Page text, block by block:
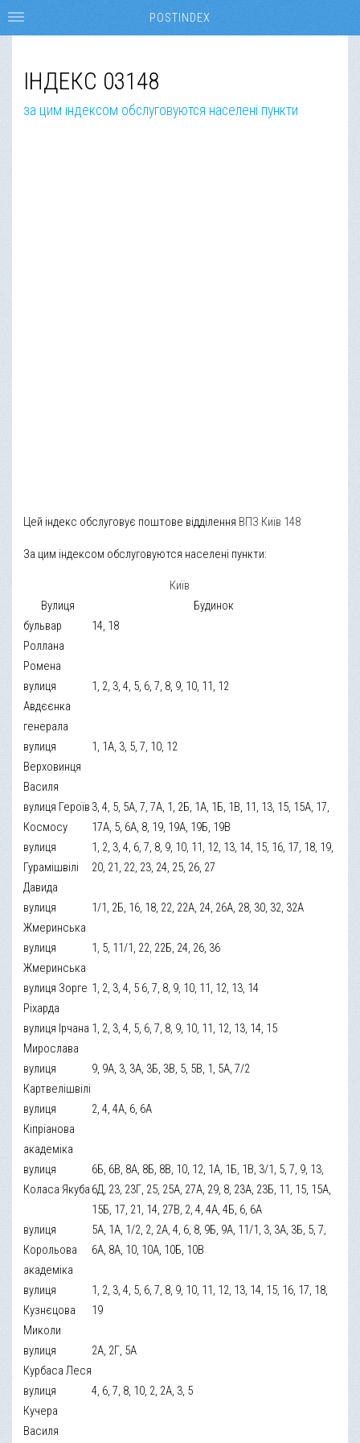
ІНДЕКС 03148
за цим індексом обслуговуются населені пункти
Цей індекс обслуговує поштове відділення ВПЗ Київ 148
За цим індексом обслуговуются населені пункти:
Київ
Вулиця
Будинок
бульвар
Роллана
Ромена
14, 18
вулиця
Авдєєнка
генерала
1, 2, 3, 4, 5, 6, 7, 8, 9, 10, 11, 12
вулиця
Верховинця
Василя
1, 1А, 3, 5, 7, 10, 12
вулиця Героїв
Космосу
3, 4, 5, 5А, 7, 7А, 1, 2Б, 1А, 1Б, 1В, 11, 13, 15, 15А, 17,
17А, 5, 6А, 8, 19, 19А, 19Б, 19В
вулиця
Гурамішвілі
Давида
1, 2, 3, 4, 6, 7, 8, 9, 10, 11, 12, 13, 14, 15, 16, 17, 18, 19,
20, 21, 22, 23, 24, 25, 26, 27
вулиця
Жмеринська
1/1, 2Б, 16, 18, 22, 22А, 24, 26А, 28, 30, 32, 32А
вулиця
Жмеринська
1, 5, 11/1, 22, 22Б, 24, 26, 36
вулиця Зорге
Ріхарда
1, 2, 3, 4, 5 6, 7, 8, 9, 10, 11, 12, 13, 14
вулиця Ірчана
Мирослава
1, 2, 3, 4, 5, 6, 7, 8, 9, 10, 11, 12, 13, 14, 15
вулиця
Картвелішвілі
9, 9А, 3, 3А, 3Б, 3В, 5, 5В, 1, 5А, 7/2
вулиця
Кіпріанова
академіка
2, 4, 4А, 6, 6А
вулиця
Коласа Якуба
6Б, 6В, 8А, 8Б, 8В, 10, 12, 1А, 1Б, 1В, 3/1, 5, 7, 9, 13,
6Д, 23, 23Г, 25, 25А, 27А, 29, 8, 23А, 23Б, 11, 15, 15А,
15Б, 17, 21, 14, 27В, 2, 4, 4А, 4Б, 6, 6А
вулиця
Корольова
академіка
5А, 1А, 1/2, 2, 2А, 4, 6, 8, 9Б, 9А, 11/1, 3, 3А, 3Б, 5, 7,
6А, 8А, 10, 10А, 10Б, 10В
вулиця
Кузнєцова
Миколи
1, 2, 3, 4, 5, 6, 7, 8, 9, 10, 11, 12, 13, 14, 15, 16, 17, 18,
19
вулиця
Курбаса Леся
2А, 2Г, 5А
вулиця
Кучера
Василя
4, 6, 7, 8, 10, 2, 2А, 3, 5
POSTINDEX